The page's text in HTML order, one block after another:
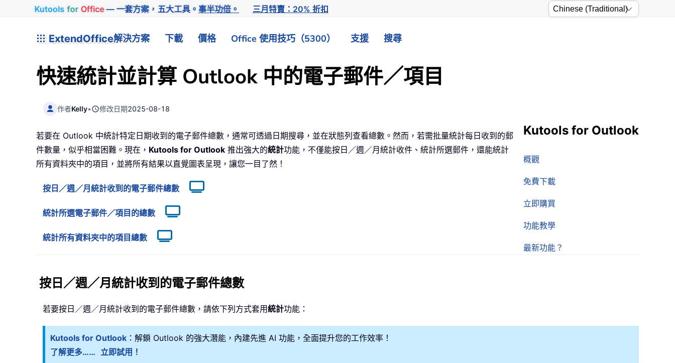
Kutools for Office— 一套方案，五大工具。事半功倍。 三月特賣：20% 折扣
ExtendOffice解決方案 下載 價格 Office 使用技巧（5300） 支援 搜尋
快速統計並計算 Outlook 中的電子郵件／項目
作者Kelly• 修改日期2025-08-18
Kutools for Outlook
概觀
免費下載
立即購買
功能教學
最新功能？
若要在 Outlook 中統計特定日期收到的電子郵件總數，通常可透過日期搜尋，並在狀態列查看總數。然而，若需批量統計每日收到的郵
件數量，似乎相當困難。現在， Kutools for Outlook 推出強大的統計功能，不僅能按日／週／月統計收件、統計所選郵件，還能統計
所有資料夾中的項目，並將所有結果以直覺圖表呈現，讓您一目了然！
按日／週／月統計收到的電子郵件總數
統計所選電子郵件／項目的總數
統計所有資料夾中的項目總數
按日／週／月統計收到的電子郵件總數
若要按日／週／月統計收到的電子郵件總數，請依下列方式套用統計功能：
Kutools for Outlook ：解鎖 Outlook 的強大潛能，內建先進 AI 功能，全面提升您的工作效率！
了解更多…… 立即試用！